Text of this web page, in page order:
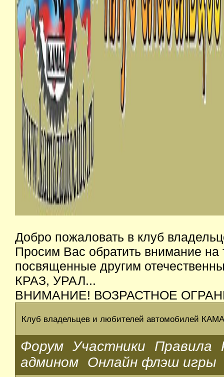
Добро пожаловать в клуб
Просим Вас обратить внимание
посвященные другим
КРАЗ, УРАЛ...
ВНИМАНИЕ! ВОЗРАСТНОЕ
Клуб владельцев и любителей автомобилей
Форум Участники Правила
админом
Онлайн флэш игры